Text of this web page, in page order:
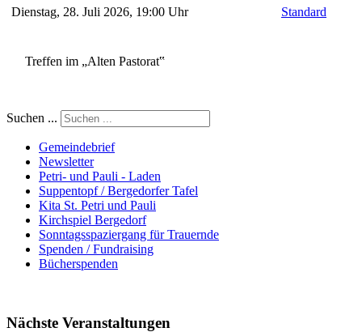
Dienstag, 28. Juli 2026, 19:00 Uhr Standard
Treffen im „Alten Pastorat‟
Suchen ...
Gemeindebrief
Newsletter
Petri- und Pauli - Laden
Suppentopf / Bergedorfer Tafel
Kita St. Petri und Pauli
Kirchspiel Bergedorf
Sonntagsspaziergang für Trauernde
Spenden / Fundraising
Bücherspenden
Nächste Veranstaltungen